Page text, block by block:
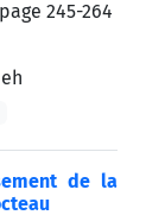
245-264
de la